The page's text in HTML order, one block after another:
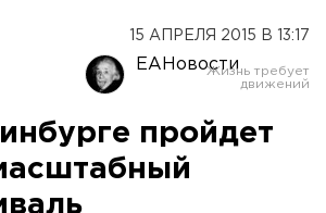
15 АПРЕЛЯ 2015 В 13:17
ЕАНовости
пройдет